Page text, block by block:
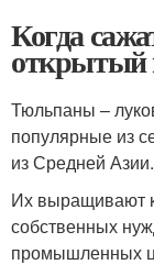
Когда
открытый
Тюльпаны –
популярные из
из Средней Азии.
Их выращивают
собственных
промышленных